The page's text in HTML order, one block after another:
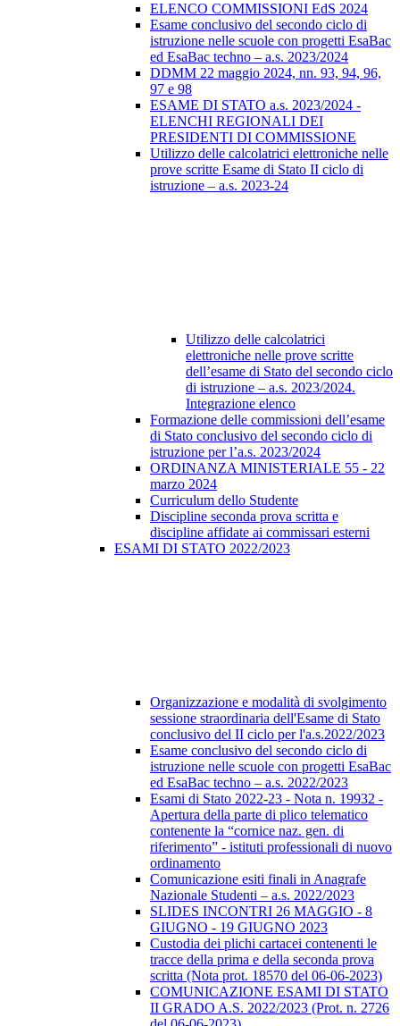
ELENCO COMMISSIONI EdS 2024
Esame conclusivo del secondo ciclo di
istruzione nelle scuole con progetti EsaBac
ed EsaBac techno – a.s. 2023/2024
DDMM 22 maggio 2024, nn. 93, 94, 96,
97 e 98
ESAME DI STATO a.s. 2023/2024 -
ELENCHI REGIONALI DEI
PRESIDENTI DI COMMISSIONE
Utilizzo delle calcolatrici elettroniche nelle
prove scritte Esame di Stato II ciclo di
istruzione – a.s. 2023-24
Utilizzo delle calcolatrici
elettroniche nelle prove scritte
dell’esame di Stato del secondo ciclo
di istruzione – a.s. 2023/2024.
Integrazione elenco
Formazione delle commissioni dell’esame
di Stato conclusivo del secondo ciclo di
istruzione per l’a.s. 2023/2024
ORDINANZA MINISTERIALE 55 - 22
marzo 2024
Curriculum dello Studente
Discipline seconda prova scritta e
discipline affidate ai commissari esterni
ESAMI DI STATO 2022/2023
Organizzazione e modalità di svolgimento
sessione straordinaria dell'Esame di Stato
conclusivo del II ciclo per l'a.s.2022/2023
Esame conclusivo del secondo ciclo di
istruzione nelle scuole con progetti EsaBac
ed EsaBac techno – a.s. 2022/2023
Esami di Stato 2022-23 - Nota n. 19932 -
Apertura della parte di plico telematico
contenente la “cornice naz. gen. di
riferimento” - istituti professionali di nuovo
ordinamento
Comunicazione esiti finali in Anagrafe
Nazionale Studenti – a.s. 2022/2023
SLIDES INCONTRI 26 MAGGIO - 8
GIUGNO - 19 GIUGNO 2023
Custodia dei plichi cartacei contenenti le
tracce della prima e della seconda prova
scritta (Nota prot. 18570 del 06-06-2023)
COMUNICAZIONE ESAMI DI STATO
II GRADO A.S. 2022/2023 (Prot. n. 2726